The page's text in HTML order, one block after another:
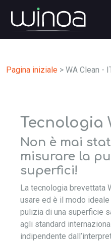
Pagina iniziale > WA Clean -
Tecnologia
Non è mai
misurare la
superfici!
La tecnologia brevettata
usare ed è il modo
pulizia di una superficie
agli standard
indipendente